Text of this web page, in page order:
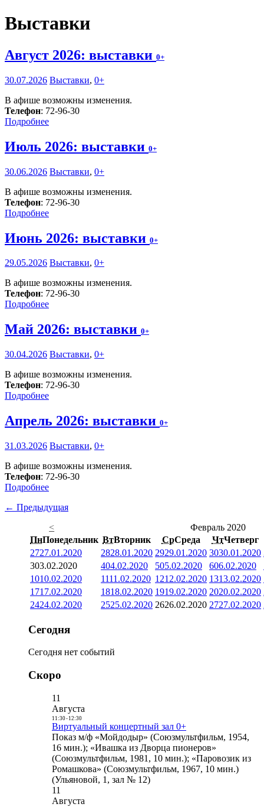
Выставки
Август 2026: выставки 0+
30.07.2026 Выставки, 0+
В афише возможны изменения.
Телефон: 72-96-30
Подробнее
Июль 2026: выставки 0+
30.06.2026 Выставки, 0+
В афише возможны изменения.
Телефон: 72-96-30
Подробнее
Июнь 2026: выставки 0+
29.05.2026 Выставки, 0+
В афише возможны изменения.
Телефон: 72-96-30
Подробнее
Май 2026: выставки 0+
30.04.2026 Выставки, 0+
В афише возможны изменения.
Телефон: 72-96-30
Подробнее
Апрель 2026: выставки 0+
31.03.2026 Выставки, 0+
В афише возможны изменения.
Телефон: 72-96-30
Подробнее
← Предыдущая
<
Февраль 2020
ПнПонедельник ВтВторник СрСреда ЧтЧетверг
2727.01.2020 2828.01.2020 2929.01.2020 3030.01.2020
303.02.2020 404.02.2020 505.02.2020 606.02.2020
1010.02.2020 1111.02.2020 1212.02.2020 1313.02.2020
1717.02.2020 1818.02.2020 1919.02.2020 2020.02.2020
2424.02.2020 2525.02.2020 2626.02.2020 2727.02.2020
Сегодня
Сегодня нет событий
Скоро
11
Августа
11:30- 12:30
Виртуальный концертный зал 0+
Показ м/ф «Мойдодыр» (Союзмультфильм, 1954,
16 мин.); «Ивашка из Дворца пионеров»
(Союзмультфильм, 1981, 10 мин.); «Паровозик из
Ромашкова» (Союзмультфильм, 1967, 10 мин.)
(Ульяновой, 1, зал № 12)
11
Августа